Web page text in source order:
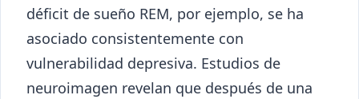
déficit de sueño REM, por ejemplo, se ha
asociado consistentemente con
vulnerabilidad depresiva. Estudios de
neuroimagen revelan que después de una